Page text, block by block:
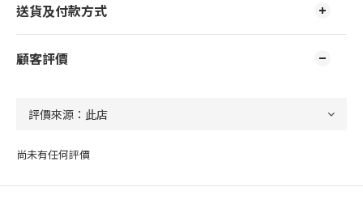
送貨及付款方式
顧客評價
尚未有任何評價